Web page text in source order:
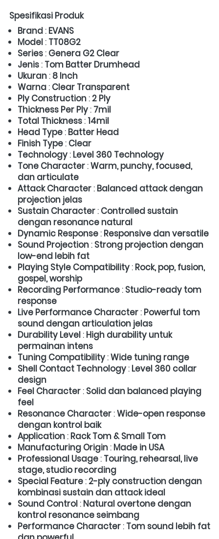
Spesifikasi Produk
Brand : EVANS
Model : TT08G2
Series : Genera G2 Clear
Jenis : Tom Batter Drumhead
Ukuran : 8 Inch
Warna : Clear Transparent
Ply Construction : 2 Ply
Thickness Per Ply : 7mil
Total Thickness : 14mil
Head Type : Batter Head
Finish Type : Clear
Technology : Level 360 Technology
Tone Character : Warm, punchy, focused,
dan articulate
Attack Character : Balanced attack dengan
projection jelas
Sustain Character : Controlled sustain
dengan resonance natural
Dynamic Response : Responsive dan versatile
Sound Projection : Strong projection dengan
low-end lebih fat
Playing Style Compatibility : Rock, pop, fusion,
gospel, worship
Recording Performance : Studio-ready tom
response
Live Performance Character : Powerful tom
sound dengan articulation jelas
Durability Level : High durability untuk
permainan intens
Tuning Compatibility : Wide tuning range
Shell Contact Technology : Level 360 collar
design
Feel Character : Solid dan balanced playing
feel
Resonance Character : Wide-open response
dengan kontrol baik
Application : Rack Tom & Small Tom
Manufacturing Origin : Made in USA
Professional Usage : Touring, rehearsal, live
stage, studio recording
Special Feature : 2-ply construction dengan
kombinasi sustain dan attack ideal
Sound Control : Natural overtone dengan
kontrol resonance seimbang
Performance Character : Tom sound lebih fat